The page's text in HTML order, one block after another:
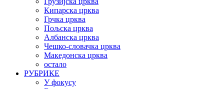
Кипарска црква
Грчка црква
Пољска црква
Албанска црква
Чешко-словачка црква
Македонска црква
остало
РУБРИКЕ
У фокусу